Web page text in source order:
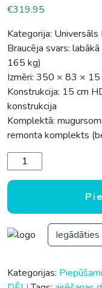
€319.95
Kategorija:
Braucēja svars:
165 kg)
Izmēri: 350 × 83 × 15
Konstrukcija: 15 cm
konstrukcija
Komplektā:
remonta komplekts
SUP dēlis Spinera
Iegādāties
Kategorijas: